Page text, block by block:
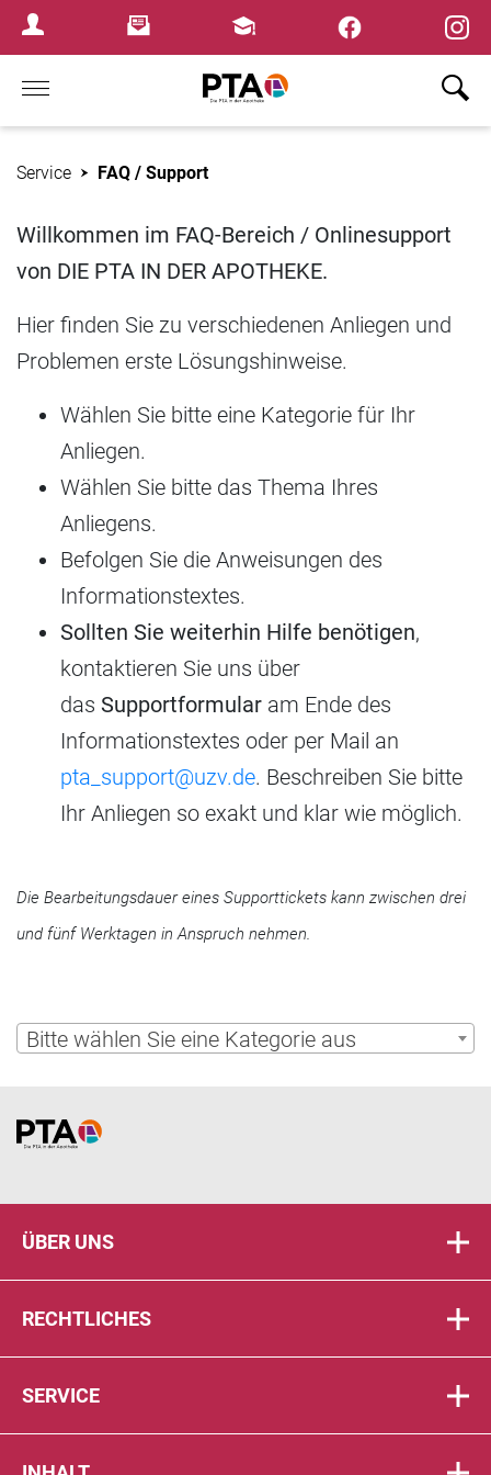
Login MenuNewsletterFortbildungen
Home
Service FAQ / Support
Willkommen im FAQ-Bereich / Onlinesupport
von DIE PTA IN DER APOTHEKE.
Hier finden Sie zu verschiedenen Anliegen und
Problemen erste Lösungshinweise.
Wählen Sie bitte eine Kategorie für Ihr
Anliegen.
Wählen Sie bitte das Thema Ihres
Anliegens.
Befolgen Sie die Anweisungen des
Informationstextes.
Sollten Sie weiterhin Hilfe benötigen,
kontaktieren Sie uns über
das Supportformular am Ende des
Informationstextes oder per Mail an
pta_support@uzv.de. Beschreiben Sie bitte
Ihr Anliegen so exakt und klar wie möglich.
Die Bearbeitungsdauer eines Supporttickets kann zwischen drei
und fünf Werktagen in Anspruch nehmen.
Bitte wählen Sie eine Kategorie aus
Home
ÜBER UNS
RECHTLICHES
SERVICE
×